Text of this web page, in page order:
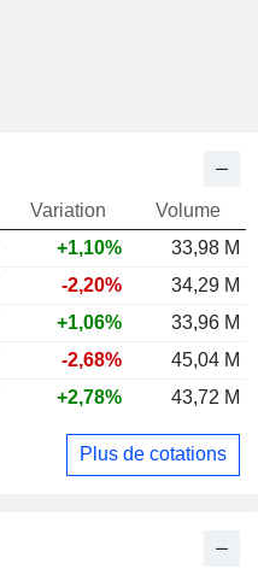
Variation
Volume
+1,10%
33,98 M
-2,20%
34,29 M
+1,06%
33,96 M
-2,68%
45,04 M
+2,78% 43,72 M
Plus de cotations